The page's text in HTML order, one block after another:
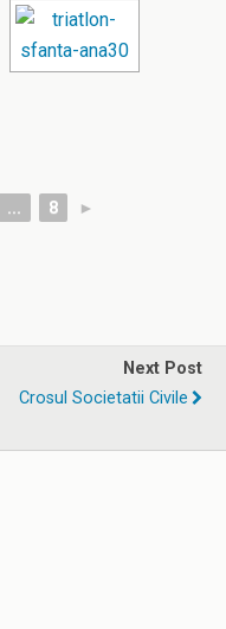
... 8 ►
Next Post
Crosul Societatii Civile